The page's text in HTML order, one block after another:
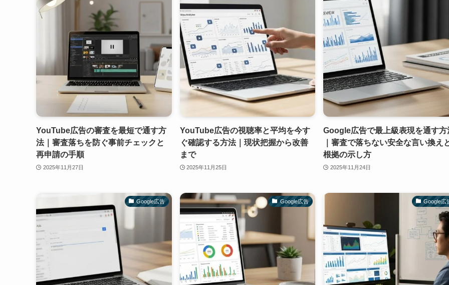
YouTube広告の審査を最短で通す方
法｜審査落ちを防ぐ事前チェックと
再申請の手順
2025年11月27日
YouTube広告の視聴率と平均を今す
ぐ確認する方法｜現状把握から改善
まで
2025年11月25日
Google広告で最上級表現を通す方
｜審査で落ちない安全な言い換え
根拠の示し方
2025年11月24日
Google広告 Google広告 Google広